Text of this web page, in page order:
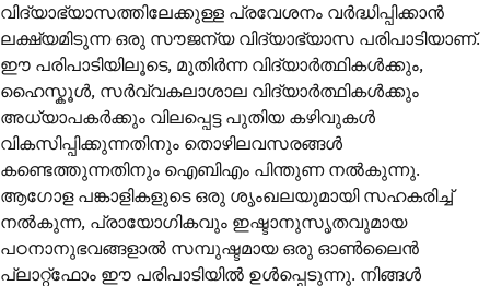
വിദ്യാഭ്യാസത്തിലേക്കുള്ള പ്രവേശനം വർദ്ധിപ്പിക്കാൻ
ലക്ഷ്യമിടുന്ന ഒരു സൗജന്യ വിദ്യാഭ്യാസ പരിപാടിയാണ്.
ഈ പരിപാടിയിലൂടെ, മുതിർന്ന വിദ്യാർത്ഥികൾക്കും,
ഹൈസ്കൂൾ, സർവ്വകലാശാല വിദ്യാർത്ഥികൾക്കും
അധ്യാപകർക്കും വിലപ്പെട്ട പുതിയ കഴിവുകൾ
വികസിപ്പിക്കുന്നതിനും തൊഴിലവസരങ്ങൾ
കണ്ടെത്തുന്നതിനും ഐബിഎം പിന്തുണ നൽകുന്നു.
ആഗോള പങ്കാളികളുടെ ഒരു ശൃംഖലയുമായി സഹകരിച്ച്
നൽകുന്ന, പ്രായോഗികവും ഇഷ്ടാനുസൃതവുമായ
പഠനാനുഭവങ്ങളാൽ സമ്പുഷ്ടമായ ഒരു ഓൺലൈൻ
പ്ലാറ്റ്‌ഫോം ഈ പരിപാടിയിൽ ഉൾപ്പെടുന്നു. നിങ്ങൾ